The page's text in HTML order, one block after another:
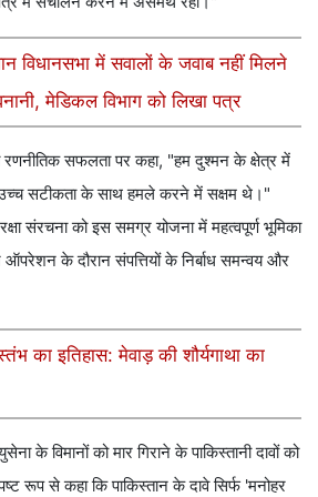
विधानसभा में सवालों के जवाब नहीं मिलने
मेडिकल विभाग को लिखा पत्र
रणनीतिक सफलता पर कहा, "हम दुश्मन के क्षेत्र में
सटीकता के साथ हमले करने में सक्षम थे।"
संरचना को इस समग्र योजना में महत्वपूर्ण भूमिका
के दौरान संपत्तियों के निर्बाध समन्वय और
का इतिहास: मेवाड़ की शौर्यगाथा का
के विमानों को मार गिराने के पाकिस्तानी दावों को
रूप से कहा कि पाकिस्तान के दावे सिर्फ 'मनोहर